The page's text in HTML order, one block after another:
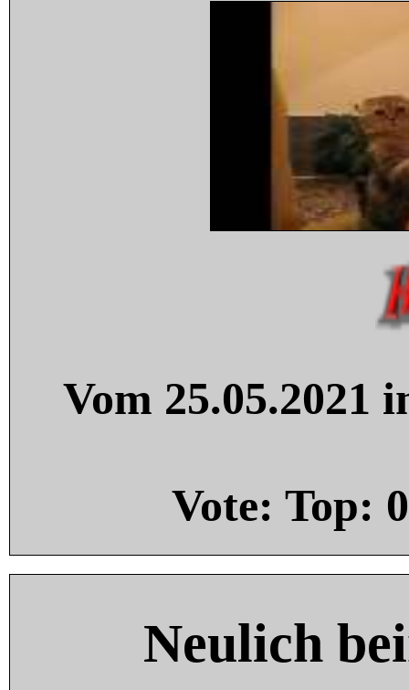
Vom 25.05.2021
Vote: Top: 0
Neulich